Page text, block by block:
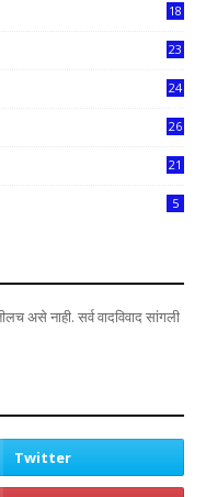
18
23
24
26
21
5
असे नाही. सर्व वादविवाद सांगली